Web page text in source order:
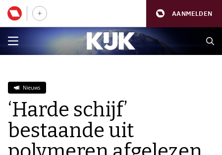
AANMELDEN
Nieuws
‘Harde schijf’
bestaande uit